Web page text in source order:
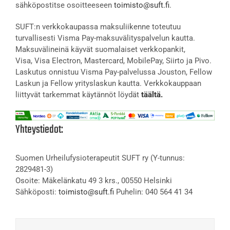
sähköpostitse osoitteeseen toimisto@suft.fi.
SUFT:n verkkokaupassa maksuliikenne toteutuu
turvallisesti Visma Pay-maksuvälityspalvelun kautta.
Maksuvälineinä käyvät suomalaiset verkkopankit,
Visa, Visa Electron, Mastercard, MobilePay, Siirto ja Pivo.
Laskutus onnistuu Visma Pay-palvelussa Jouston, Fellow
Laskun ja Fellow yrityslaskun kautta. Verkkokauppaan
liittyvät tarkemmat käytännöt löydät täältä.
Yhteystiedot:
Suomen Urheilufysioterapeutit SUFT ry (Y-tunnus:
2829481-3)
Osoite: Mäkelänkatu 49 3 krs., 00550 Helsinki
Sähköposti: toimisto@suft.fi Puhelin: 040 564 41 34